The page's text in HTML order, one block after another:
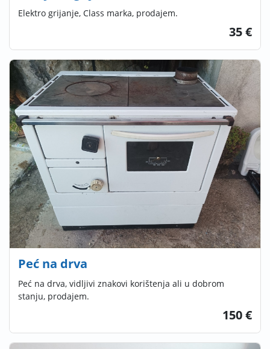
Elektro grijanje, Class marka, prodajem.
35 €
Peć na drva
Peć na drva, vidljivi znakovi korištenja ali u dobrom
stanju, prodajem.
150 €